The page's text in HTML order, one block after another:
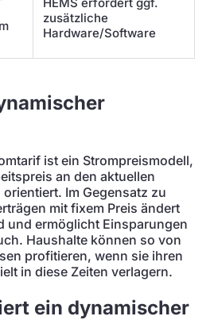
zusätzliche
Hardware/Software
ist ein Strompreismodell,
an den aktuellen
Im Gegensatz zu
mit fixem Preis ändert
und ermöglicht Einsparungen
Haushalte können so von
profitieren, wenn sie ihren
in diese Zeiten verlagern.
ein dynamischer